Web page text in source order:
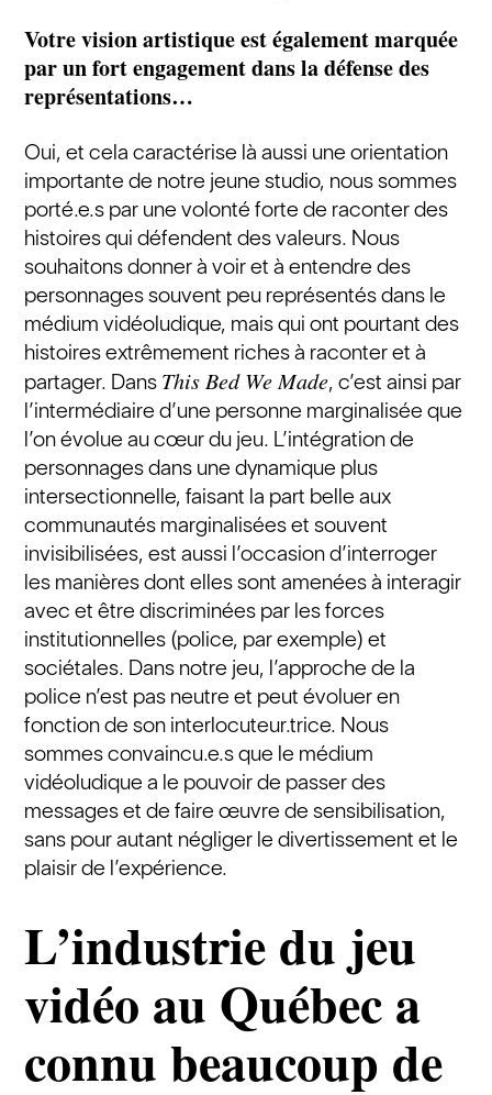
Votre vision artistique est également marquée
par un fort engagement dans la défense des
représentations…
Oui, et cela caractérise là aussi une orientation
importante de notre jeune studio, nous sommes
porté.e.s par une volonté forte de raconter des
histoires qui défendent des valeurs. Nous
souhaitons donner à voir et à entendre des
personnages souvent peu représentés dans le
médium vidéoludique, mais qui ont pourtant des
histoires extrêmement riches à raconter et à
partager. Dans This Bed We Made, c’est ainsi par
l’intermédiaire d’une personne marginalisée que
l’on évolue au cœur du jeu. L’intégration de
personnages dans une dynamique plus
intersectionnelle, faisant la part belle aux
communautés marginalisées et souvent
invisibilisées, est aussi l’occasion d’interroger
les manières dont elles sont amenées à interagir
avec et être discriminées par les forces
institutionnelles (police, par exemple) et
sociétales. Dans notre jeu, l’approche de la
police n’est pas neutre et peut évoluer en
fonction de son interlocuteur.trice. Nous
sommes convaincu.e.s que le médium
vidéoludique a le pouvoir de passer des
messages et de faire œuvre de sensibilisation,
sans pour autant négliger le divertissement et le
plaisir de l’expérience.
L’industrie du jeu
vidéo au Québec a
connu beaucoup de